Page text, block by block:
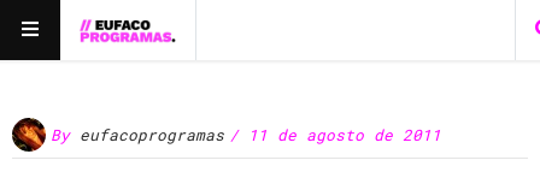
By eufacoprogramas / 11 de agosto de 2011